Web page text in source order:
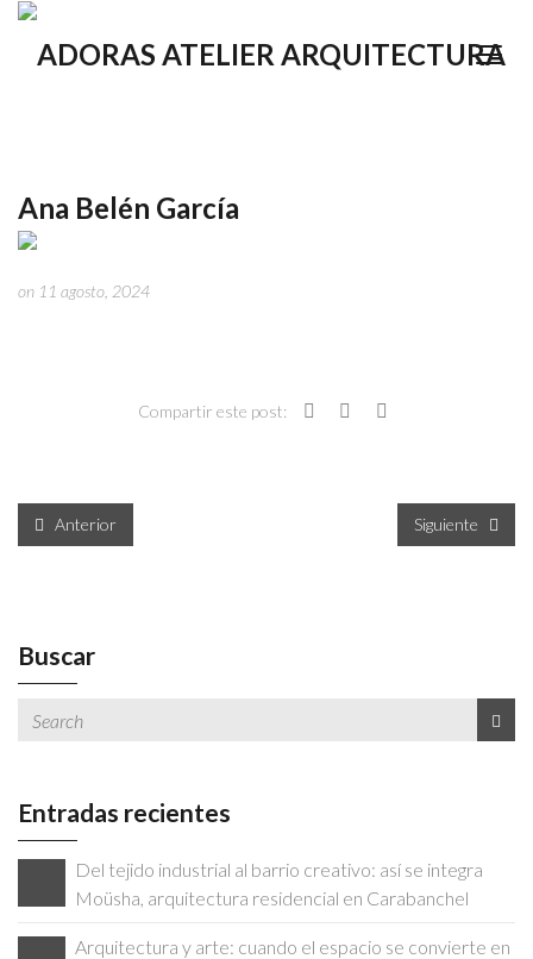
Ana Belén García
on 11 agosto, 2024
Compartir este post:
Anterior Siguiente
Buscar
Entradas recientes
Del tejido industrial al barrio creativo: así se integra
Moüsha, arquitectura residencial en Carabanchel
Arquitectura y arte: cuando el espacio se convierte en